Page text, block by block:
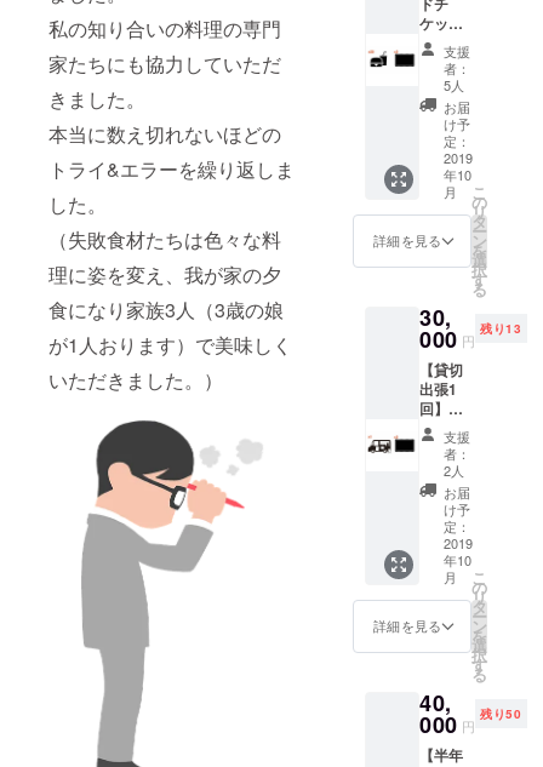
私の知り合いの料理の専門
家たちにも協力していただ
きました。
本当に数え切れないほどの
トライ&エラーを繰り返しま
した。
（失敗食材たちは色々な料
理に姿を変え、我が家の夕
食になり家族3人（3歳の娘
が1人おります）で美味しく
いただきました。）
枚送ら
せてい
ただき
ます。
チケッ
トに有
効期限
はあり
ません
ので、
イミン
グが合
お使い
くださ
い。
い。
BONNI
E&FRIE
Dオリジ
ナルの
ステッ
カーも3
種類差
し上げ
ます。
ヘル
やノー
トの表
ひお好
きなと
ころに
貼って
みてく
ださ
い。
ても良
いです
し、お
友達や
ご夫婦
など、
複数人
でお使
いいた
だいて
も結構
チケッ
トに有
ませ
ん。
BONNI
E&FRIE
Dがある
限りい
つでも
ご利用
くださ
い。 世
界を舞
台に活
躍する
デザイ
ナーユ
『LouT
hesz』
成した
BONNI
E&FRIE
時でも
イベン
ト出店
時で
も、
BONNI
E&FRIE
Dがお店
を出し
ている
時であ
ればい
つでも
自身で
すべて
になっ
ても良
いです
し、お
友達や
ご夫婦
など、
複数人
でお使
いいた
だいて
も結構
チケッ
トに有
ませ
ん。
BONNI
作品を
作られ
ている
方、
BONNI
E&FRIE
Dであな
たの商
品の物
販をい
たしま
す。
BONNI
E&FRIE
Dはフー
ラック
ですの
で、あ
ちこち
でお店
を開き
ます。
ですの
でいろ
いろな
場所で
いろい
ろなお
客様に
あなた
の作品
をご覧
りま
す。 期
間、事
ケット
25枚】
【ドリ
ンクチ
ケット
25枚】
【BON
NIE&FR
IEDス
テッ
カー3
枚】
BONNI
E&FRIE
Dで使え
るフー
ドチ
ケット
とドリ
ンクチ
ケット
を各25
枚差し
上げま
す。 ど
のフー
ド、ど
のドリ
ンクで
もお使
いいた
だけま
イベン
ト出店
時で
も、
支援
者：
5人
お届
け予
定：
2019
年10
月
詳細を見る
こ
の
リ
タ
ー
ン
を
選
択
す
る
30,
000 円
残り13
【貸切
出張1
回】
【BON
NIE&FR
IEDス
テッ
カー3
枚】 あ
なたの
ご希望
の場所
に
BONNI
E&FRIE
Dが出張
ます。
パー
ティや
BBQや
支援
者：
2人
お届
け予
定：
2019
年10
月
詳細を見る
こ
の
リ
タ
ー
ン
を
選
択
す
る
40,
000 円
残り50
【半年